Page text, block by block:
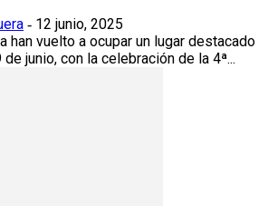
- 12 junio, 2025
han vuelto a ocupar un lugar destacado
junio, con la celebración de la 4ª...